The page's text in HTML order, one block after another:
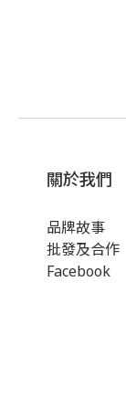
關於我們
品牌故事
批發及合作
Facebook